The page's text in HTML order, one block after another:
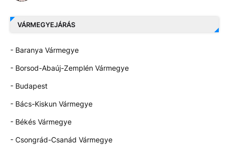
VÁRMEGYEJÁRÁS
- Baranya Vármegye
- Borsod-Abaúj-Zemplén Vármegye
- Budapest
- Bács-Kiskun Vármegye
- Békés Vármegye
- Csongrád-Csanád Vármegye